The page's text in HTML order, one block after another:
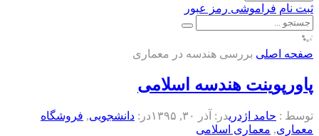
ثبت نام فراموشی رمز عبور
صفحه اصلی بررسی هندسه در معماری
پاورپوینت هندسه اسلامی
توسط : حامد اژدریدر: آذر ۳۰, ۱۳۹۵ در: دانشجویی, فروشگاه
معماری, معماری اسلامی